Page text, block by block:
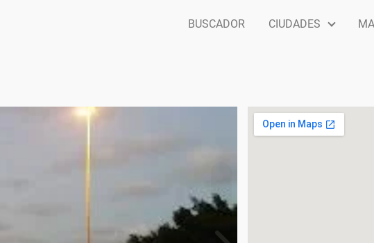
BUSCADOR CIUDADES